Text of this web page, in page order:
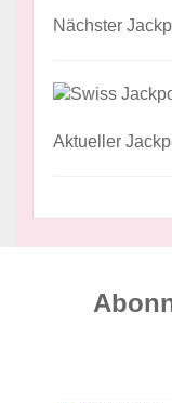
Nächster
Aktueller